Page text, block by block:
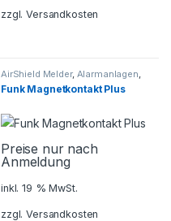
zzgl.Versandkosten
AirShield Melder, Alarmanlagen,
Dahua AirShield
Sicherheitstechnik
Funk Magnetkontakt Plus
Preise nur nach
Anmeldung
inkl. 19 % MwSt.
zzgl.Versandkosten